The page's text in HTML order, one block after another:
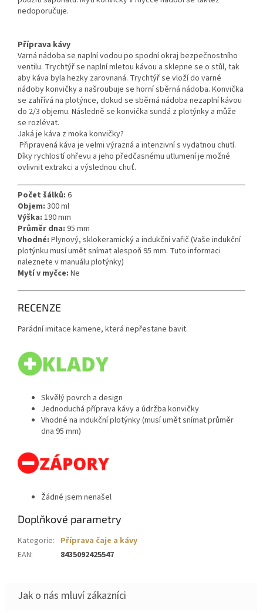
nedoporučuje.
Příprava kávy
Varná nádoba se naplní vodou po spodní okraj bezpečnostního
ventilu. Trychtýř se naplní mletou kávou a sklepne se o stůl, tak
aby káva byla hezky zarovnaná. Trychtýř se vloží do varné
nádoby konvičky a našroubuje se horní sběrná nádoba. Konvička
se zahřívá na plotýnce, dokud se sběrná nádoba nezaplní kávou
do 2/3 objemu. Následně se konvička sundá z plotýnky a může
se rozlévat.
Jaká je káva z moka konvičky?
Připravená káva je velmi výrazná a intenzivní s vydatnou chutí.
Díky rychlostí ohřevu a jeho předčasnému utlumení je možné
ovlivnit extrakci a výslednou chuť.
Počet šálků: 6
Objem: 300 ml
Výška: 190 mm
Průměr dna: 95 mm
Vhodné: Plynový, sklokeramický a indukční vařič (Vaše indukční
plotýnku musí umět snímat alespoň 95 mm. Tuto informaci
naleznete v manuálu plotýnky)
Mytí v myčce: Ne
RECENZE
Parádní imitace kamene, která nepřestane bavit.
Skvělý povrch a design
Jednoduchá příprava kávy a údržba konvičky
Vhodné na indukční plotýnky (musí umět snímat průměr
dna 95 mm)
Žádné jsem nenašel
Doplňkové parametry
Kategorie: Příprava čaje a kávy
EAN: 8435092425547